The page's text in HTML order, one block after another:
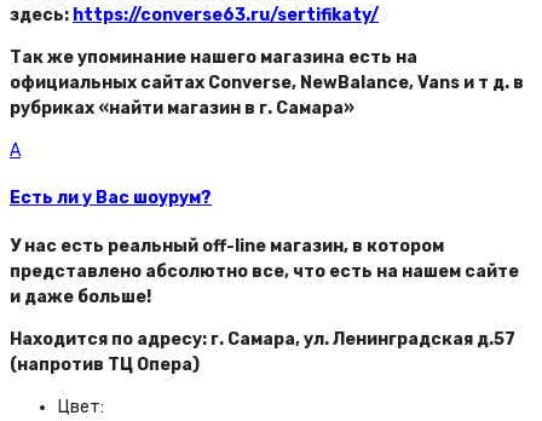
здесь: https://converse63.ru/sertifikaty/
Так же упоминание нашего магазина есть на
официальных сайтах Converse, NewBalance, Vans и т д. в
рубриках «найти магазин в г. Самара»
A
Есть ли у Вас шоурум?
У нас есть реальный off-line магазин, в котором
представлено абсолютно все, что есть на нашем сайте
и даже больше!
Находится по адресу: г. Самара, ул. Ленинградская д.57
(напротив ТЦ Опера)
Цвет: